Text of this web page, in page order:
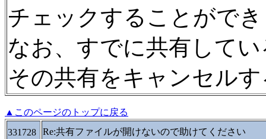
チェックすることがで
なお、すでに共有して
その共有をキャンセル
▲このページのトップに戻る
331728
Re:共有ファイルが開けないので助けてください